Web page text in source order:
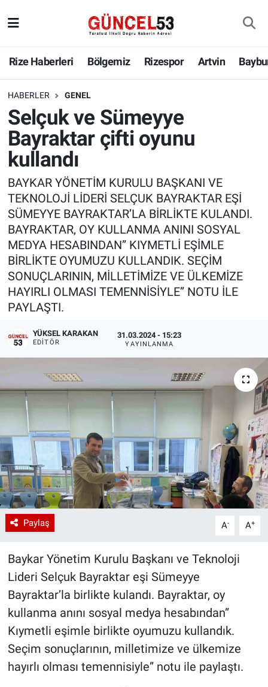
Rize Haberleri Bölgemiz Rizespor Artvin
HABERLER GENEL
Selçuk ve Sümeyye
Bayraktar çifti oyunu
kullandı
BAYKAR YÖNETİM KURULU BAŞKANI VE
TEKNOLOJİ LİDERİ SELÇUK BAYRAKTAR EŞİ
SÜMEYYE BAYRAKTAR’LA BİRLİKTE KULANDI.
BAYRAKTAR, OY KULLANMA ANINI SOSYAL
MEDYA HESABINDAN” KIYMETLİ EŞİMLE
BİRLİKTE OYUMUZU KULLANDIK. SEÇİM
SONUÇLARININ, MİLLETİMİZE VE ÜLKEMİZE
HAYIRLI OLMASI TEMENNİSİYLE” NOTU İLE
PAYLAŞTI.
YÜKSEL KARAKAN
EDITÖR
31.03.2024 - 15:23
YAYINLANMA
Paylaş A- A+
Baykar Yönetim Kurulu Başkanı ve Teknoloji
Lideri Selçuk Bayraktar eşi Sümeyye
Bayraktar’la birlikte kulandı. Bayraktar, oy
kullanma anını sosyal medya hesabından”
Kıymetli eşimle birlikte oyumuzu kullandık.
Seçim sonuçlarının, milletimize ve ülkemize
hayırlı olması temennisiyle” notu ile paylaştı.